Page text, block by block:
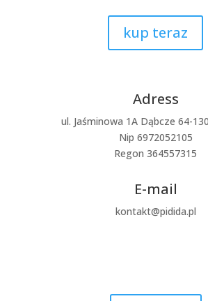
kup teraz
Adress
ul. Jaśminowa 1A Dąbcze 64-
Nip 6972052105
Regon 364557315
E-mail
kontakt@pidida.pl